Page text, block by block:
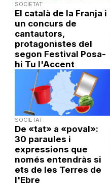
SOCIETAT
El català de la Franja i
un concurs de
cantautors,
protagonistes del
segon Festival Posa-
hi Tu l'Accent
SOCIETAT
De «tat» a «poval»:
30 paraules i
expressions que
només entendràs si
ets de les Terres de
l'Ebre